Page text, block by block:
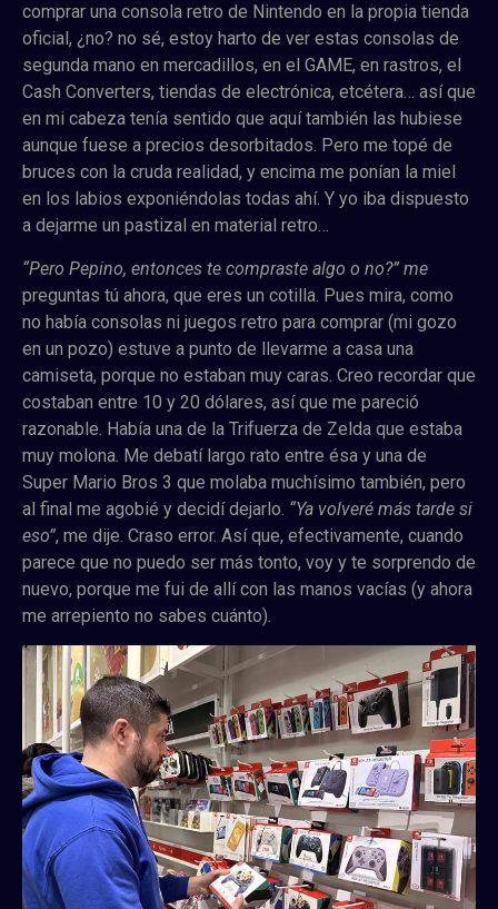
comprar una consola retro de Nintendo en la propia tienda
oficial, ¿no? no sé, estoy harto de ver estas consolas de
segunda mano en mercadillos, en el GAME, en rastros, el
Cash Converters, tiendas de electrónica, etcétera… así que
en mi cabeza tenía sentido que aquí también las hubiese
aunque fuese a precios desorbitados. Pero me topé de
bruces con la cruda realidad, y encima me ponían la miel
en los labios exponiéndolas todas ahí. Y yo iba dispuesto
a dejarme un pastizal en material retro…
“Pero Pepino, entonces te compraste algo o no?” me
preguntas tú ahora, que eres un cotilla. Pues mira, como
no había consolas ni juegos retro para comprar (mi gozo
en un pozo) estuve a punto de llevarme a casa una
camiseta, porque no estaban muy caras. Creo recordar que
costaban entre 10 y 20 dólares, así que me pareció
razonable. Había una de la Trifuerza de Zelda que estaba
muy molona. Me debatí largo rato entre ésa y una de
Super Mario Bros 3 que molaba muchísimo también, pero
al final me agobié y decidí dejarlo. “Ya volveré más tarde si
eso”, me dije. Craso error. Así que, efectivamente, cuando
parece que no puedo ser más tonto, voy y te sorprendo de
nuevo, porque me fui de allí con las manos vacías (y ahora
me arrepiento no sabes cuánto).